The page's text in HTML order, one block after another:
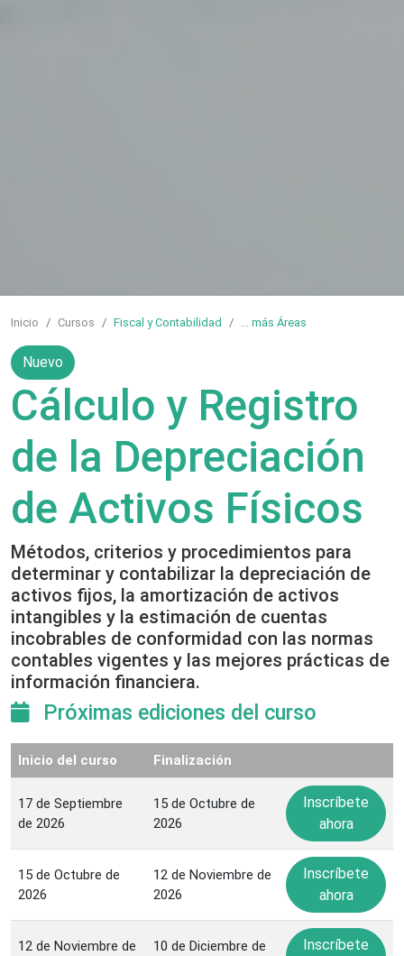
Inicio Cursos Fiscal y Contabilidad ... más Áreas
Nuevo
Cálculo y Registro
de la Depreciación
de Activos Físicos
Métodos, criterios y procedimientos para
determinar y contabilizar la depreciación de
activos fijos, la amortización de activos
intangibles y la estimación de cuentas
incobrables de conformidad con las normas
contables vigentes y las mejores prácticas de
información financiera.
Próximas ediciones del curso
Inicio del curso Finalización
17 de Septiembre
de 2026
15 de Octubre de
2026
Inscríbete
ahora
15 de Octubre de
2026
12 de Noviembre de
2026
Inscríbete
ahora
12 de Noviembre de
10 de Diciembre de
Inscríbete